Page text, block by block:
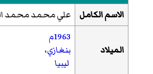
الاسم الكامل
علي محمد محمد
الميلاد
1963م
بنغازي،
ليبيا